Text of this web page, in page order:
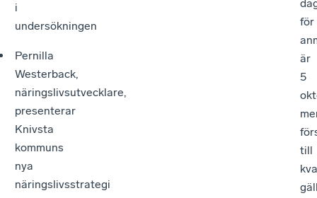
i
undersökningen
Pernilla
Westerback,
näringslivsutvecklare,
presenterar
Knivsta
kommuns
nya
näringslivsstrategi
för
är
5
till